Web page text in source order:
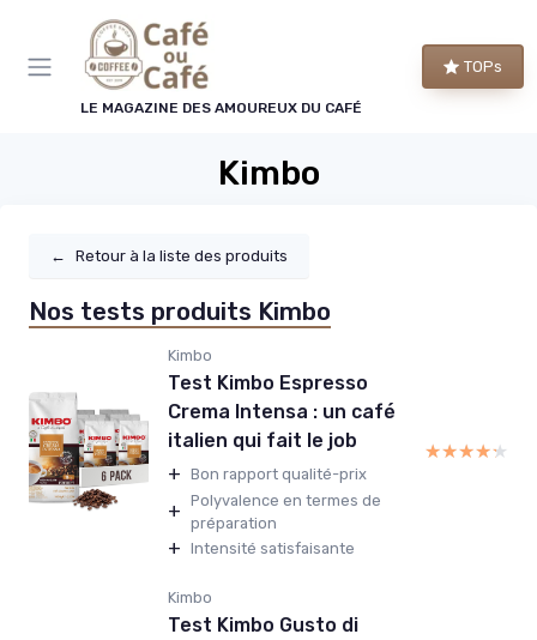
LE MAGAZINE DES AMOUREUX DU CAFÉ
TOPs
Kimbo
← Retour à la liste des produits
Nos tests produits Kimbo
Kimbo
Test Kimbo Espresso
Crema Intensa : un café
italien qui fait le job
+ Bon rapport qualité-prix
+ Polyvalence en termes de
préparation
+ Intensité satisfaisante
★★★★★
★★★★★
Kimbo
Test Kimbo Gusto di
Panneau de gestion des cookies